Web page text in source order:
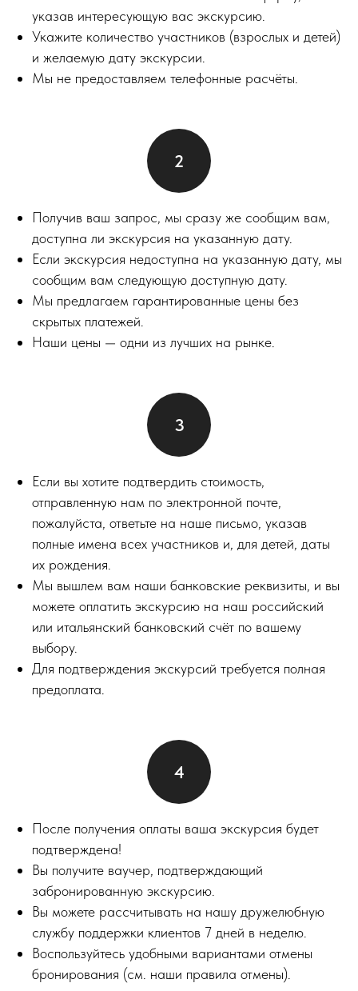
указав интересующую вас экскурсию.
Укажите количество участников (взрослых и детей)
и желаемую дату экскурсии.
Мы не предоставляем телефонные расчёты.
Получив ваш запрос, мы сразу же сообщим вам,
доступна ли экскурсия на указанную дату.
Если экскурсия недоступна на указанную дату, мы
сообщим вам следующую доступную дату.
Мы предлагаем гарантированные цены без
скрытых платежей.
Наши цены — одни из лучших на рынке.
Если вы хотите подтвердить стоимость,
отправленную нам по электронной почте,
пожалуйста, ответьте на наше письмо, указав
полные имена всех участников и, для детей, даты
их рождения.
Мы вышлем вам наши банковские реквизиты, и вы
можете оплатить экскурсию на наш российский
или итальянский банковский счёт по вашему
выбору.
Для подтверждения экскурсий требуется полная
предоплата.
После получения оплаты ваша экскурсия будет
подтверждена!
Вы получите ваучер, подтверждающий
забронированную экскурсию.
Вы можете рассчитывать на нашу дружелюбную
службу поддержки клиентов 7 дней в неделю.
Воспользуйтесь удобными вариантами отмены
бронирования (см. наши правила отмены).